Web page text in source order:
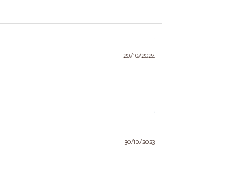
20/10/2024
30/10/2023